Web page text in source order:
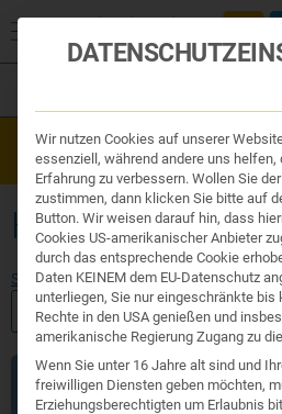
Organe & Organ Uhr
Traditionelle Medizin
Nahrungsergänzung
Kosmetik und Hygiene
Ihr Apotheker
Westend Online-Shop: Sicher,
Gratisversand
HUSTEN BEI
Start/ Produkte verschlagwortet mit
FILTER
Wir nutzen Cookies auf unserer
essenziell, während andere uns
Erfahrung zu verbessern. Wollen Sie
zustimmen, dann klicken Sie bitte auf
Button. Wir weisen darauf hin, dass
Cookies US-amerikanischer Anbieter
durch das entsprechende Cookie
Daten KEINEM dem EU-Datenschutz
unterliegen, Sie nur eingeschränkte
Rechte in den USA genießen und
amerikanische Regierung Zugang zu
Wenn Sie unter 16 Jahre alt sind und
freiwilligen Diensten geben möchten,
Erziehungsberechtigten um Erlaubnis